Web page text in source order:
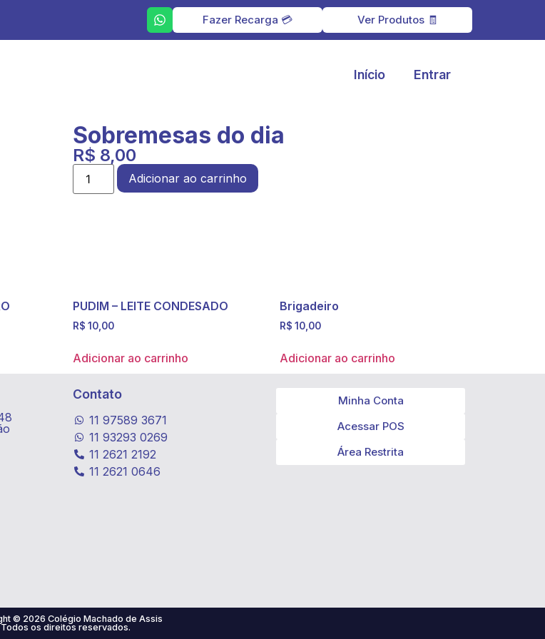
Fazer Recarga 💳 Ver Produtos 🧾
Início Entrar
Sobremesas do dia
R$ 8,00
Adicionar ao carrinho
PUDIM – LEITE CONDESADO
R$ 10,00
Adicionar ao carrinho
Brigadeiro
R$ 10,00
Adicionar ao carrinho
Contato
11 97589 3671
11 93293 0269
11 2621 2192
11 2621 0646
Minha Conta
Acessar POS
Área Restrita
© 2026 Colégio Machado de Assis
Todos os direitos reservados.